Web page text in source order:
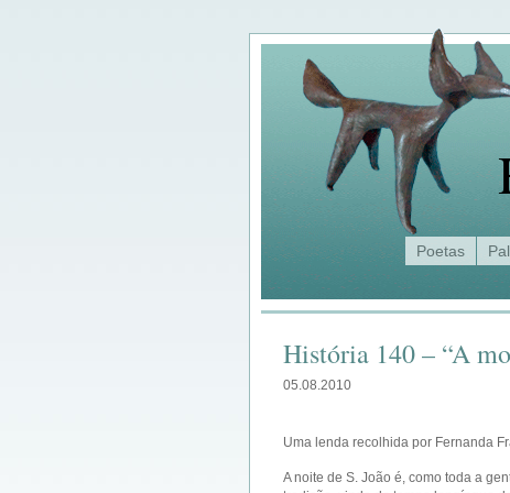
Poetas
História 140 – “A
05.08.2010
Uma lenda recolhida por Fernanda
A noite de S. João é, como toda a